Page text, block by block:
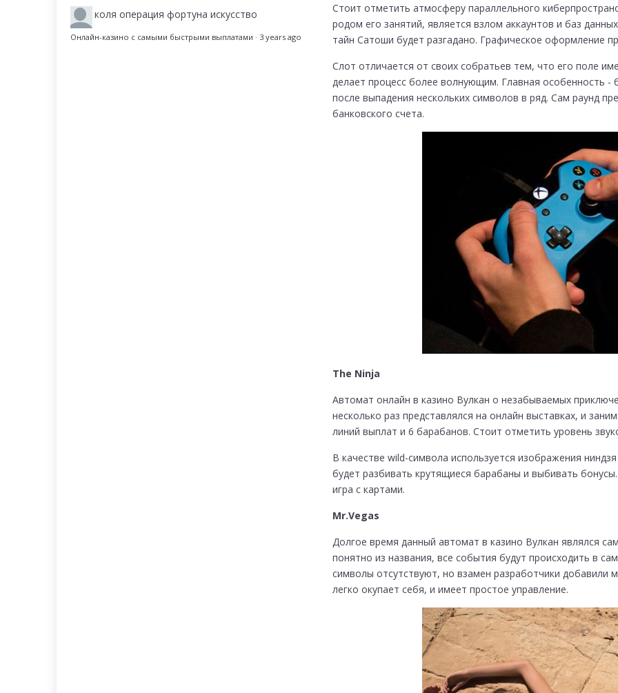
Стоит отметить атмосферу параллельного
родом его занятий, является взлом аккаунтов и баз
тайн Сатоши будет разгадано. Графическое оформление
Слот отличается от своих собратьев тем, что его поле
делает процесс более волнующим. Главная особенность -
после выпадения нескольких символов в ряд. Сам раунд
банковского счета.
The Ninja
Автомат онлайн в казино Вулкан о незабываемых
несколько раз представлялся на онлайн выставках, и
линий выплат и 6 барабанов. Стоит отметить уровень
В качестве wild-символа используется изображения
будет разбивать крутящиеся барабаны и выбивать
игра с картами.
Mr.Vegas
Долгое время данный автомат в казино Вулкан являлся
понятно из названия, все события будут происходить в
символы отсутствуют, но взамен разработчики добавили
легко окупает себя, и имеет простое управление.
коля операция фортуна искусство
Онлайн-казино с самыми быстрыми выплатами · 3 years ago